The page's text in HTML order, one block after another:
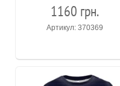
1160 грн.
Артикул: 370369